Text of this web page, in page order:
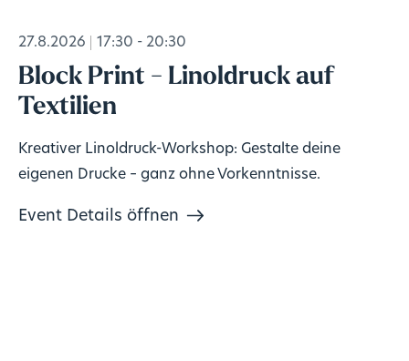
27.8.2026 17:30 - 20:30
Block Print - Linoldruck auf
Textilien
Kreativer Linoldruck-Workshop: Gestalte deine
eigenen Drucke – ganz ohne Vorkenntnisse.
Event Details öffnen